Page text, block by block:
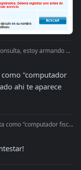
cuit pero me trabo cuando quiero delegar el servicio, es obligaotorio con
como "computador
ahi te aparece
un certificado ahi te aparece una lista para seleccionarlo